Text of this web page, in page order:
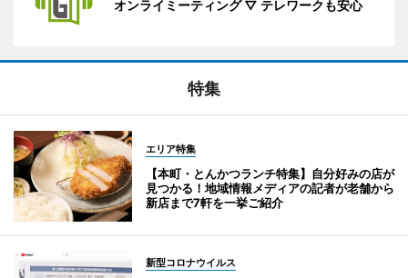
オンライミーティング ▽ テレワークも安心
特集
エリア特集
【本町・とんかつランチ特集】自分好みの店が
見つかる！地域情報メディアの記者が老舗から
新店まで7軒を一挙ご紹介
新型コロナウイルス